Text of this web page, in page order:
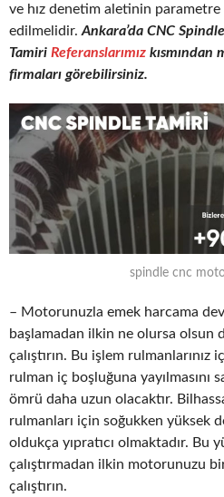
ve hız denetim aletinin
edilmelidir. Ankara’da CNC
Tamiri Referanslarımız kısmından
firmaları görebilirsiniz.
spindle cnc
– Motorunuzla emek harcama
başlamadan ilkin ne olursa olsun
çalıştırın. Bu işlem rulmanlarınız
rulman iç boşluğuna yayılmasını
ömrü daha uzun olacaktır.
rulmanları için soğukken yüksek
oldukça yıpratıcı olmaktadır. Bu
çalıştırmadan ilkin motorunuzu
çalıştırın.